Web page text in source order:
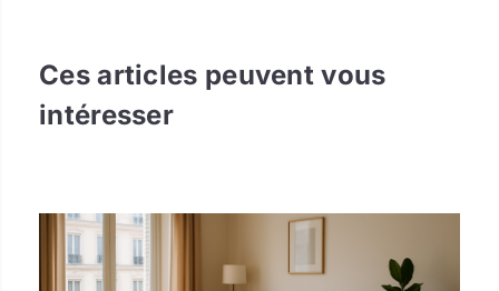
Ces articles peuvent vous
intéresser